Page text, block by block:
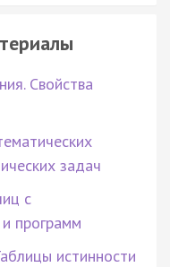
Свойства
задач
с
программ
истинности